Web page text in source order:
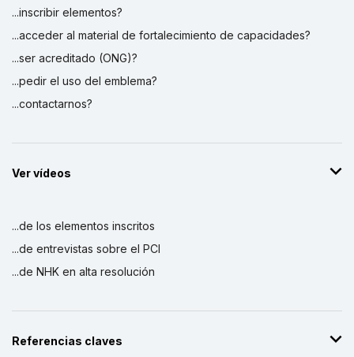
...inscribir elementos?
...acceder al material de fortalecimiento de capacidades?
...ser acreditado (ONG)?
...pedir el uso del emblema?
...contactarnos?
Ver vídeos
...de los elementos inscritos
...de entrevistas sobre el PCI
...de NHK en alta resolución
Referencias claves